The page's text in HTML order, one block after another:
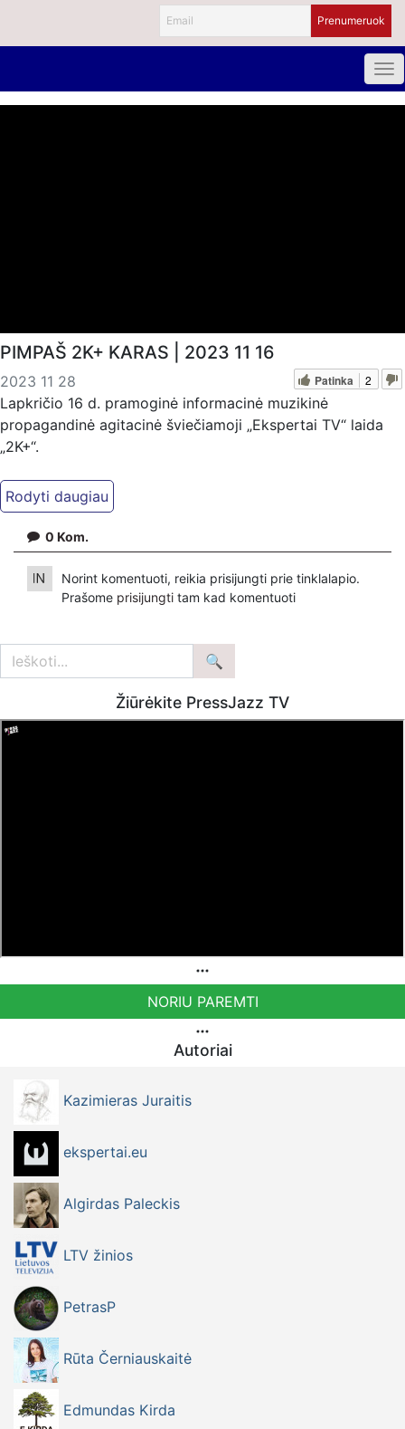
PIMPAŠ 2K+ KARAS | 2023 11 16
2023 11 28 Patinka 2
Lapkričio 16 d. pramoginė informacinė muzikinė
propagandinė agitacinė šviečiamoji „Ekspertai TV“ laida
„2K+“.
Kiti mūsų kanalai:
Ekspertai.eu Telegram'e – https://t.me/ekspertaiTelegram
https://www.ekspertai.eu
Mūsų veikla galima tik dėka skaitytojų ir žiūrovų, mus
VšĮ „Ekspertai.eu“ per PayPal paspaudę šią nuorodą –
https://www.paypal.com/paypalme/Ekspertaieu?
0 Kom.
Norint komentuoti, reikia prisijungti prie tinklalapio.
Prašome prisijungti tam kad komentuoti
Žiūrėkite PressJazz TV
NORIU PAREMTI
Autoriai
Kazimieras Juraitis
ekspertai.eu
Algirdas Paleckis
LTV žinios
PetrasP
Rūta Černiauskaitė
Edmundas Kirda